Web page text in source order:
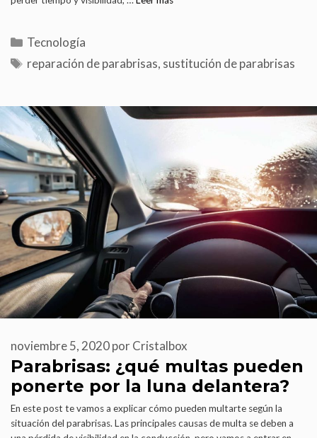
Tecnología
reparación de parabrisas, sustitución de parabrisas
Parabrisas: ¿qué multas pueden
ponerte por la luna delantera?
noviembre 5, 2020porCristalbox
En este post te vamos a explicar cómo pueden multarte según la
situación del parabrisas. Las principales causas de multa se deben a